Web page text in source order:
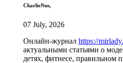
CharlieNus,
07 July, 2026
Онлайн-журнал https://
актуальными статьями о
детях, фитнесе, правильном